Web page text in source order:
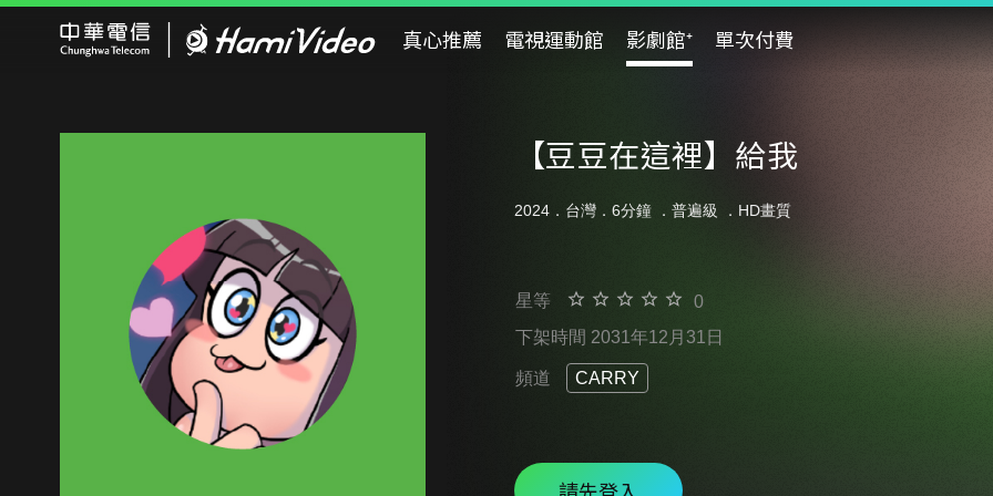
真心推薦 電視運動館 影劇館⁺ 單次付費
【豆豆在這裡】給我
2024．台灣．6分鐘 ． 普遍級 ．HD畫質
星等
0
下架時間 2031年12月31日
頻道 CARRY